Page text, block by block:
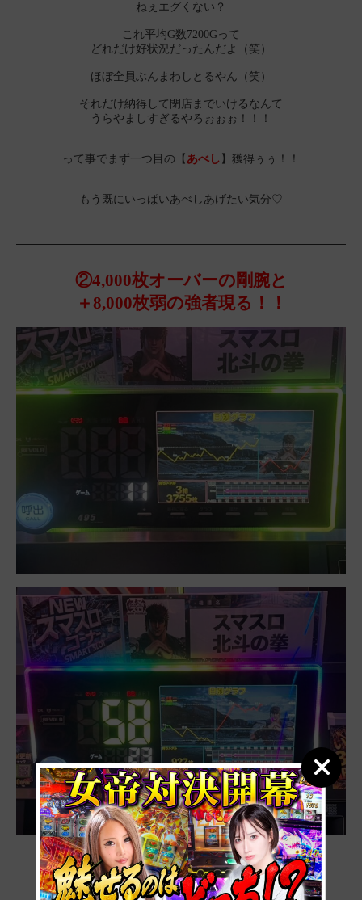
ねぇエグくない？
これ平均G数7200Gって
どれだけ好状況だったんだよ（笑）
ほぼ全員ぶんまわしとるやん（笑）
それだけ納得して閉店までいけるなんて
うらやましすぎるやろぉぉぉ！！！
って事でまず一つ目の【 あべし 】獲得ぅぅ！！
もう既にいっぱいあべしあげたい気分♡
②4,000枚オーバーの剛腕と
＋8,000枚弱の強者現る！！
あぶねー！！
北斗はいくら好状況でも
ヒキが噛み合わないと